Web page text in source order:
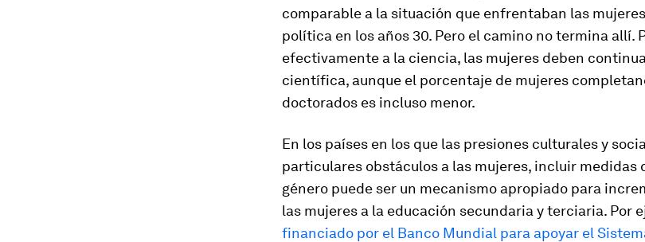
comparable a la situación que enfrentaban las
política en los años 30. Pero el camino no termina allí.
efectivamente a la ciencia, las mujeres deben
científica, aunque el porcentaje de mujeres
doctorados es incluso menor.
En los países en los que las presiones culturales y
particulares obstáculos a las mujeres, incluir medidas
género puede ser un mecanismo apropiado para
las mujeres a la educación secundaria y terciaria. Por
financiado por el Banco Mundial para apoyar el